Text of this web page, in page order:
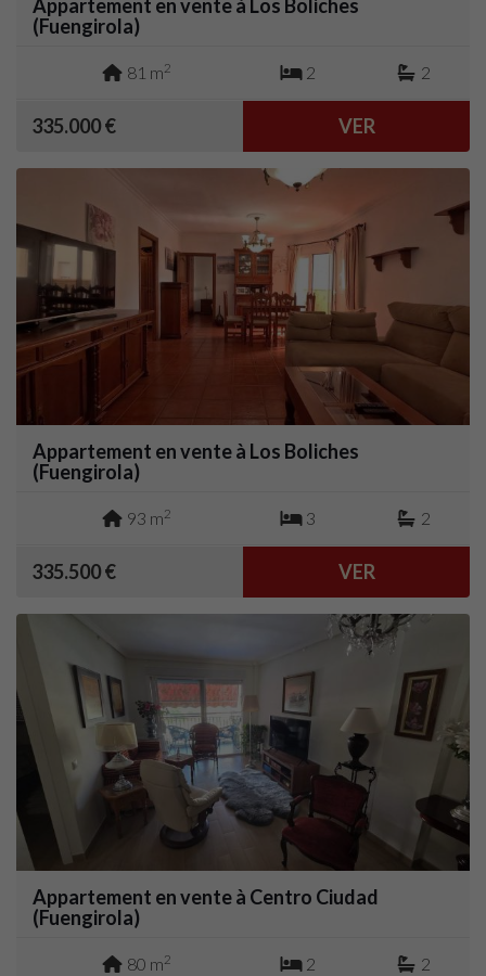
Appartement en vente à Los Boliches
(Fuengirola)
81 m2 2 2
335.000 € VER
Appartement en vente à Los Boliches
(Fuengirola)
93 m2 3 2
335.500 € VER
Appartement en vente à Centro Ciudad
(Fuengirola)
80 m2 2 2